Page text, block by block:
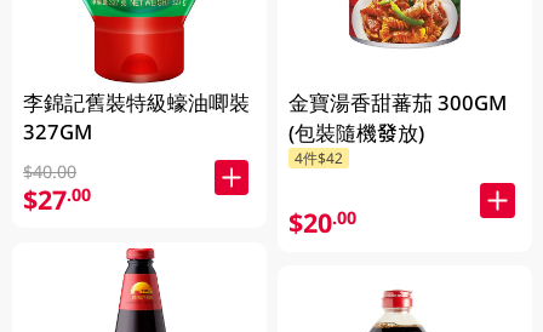
李錦記舊裝特級蠔油唧裝
327GM
$40.00
$27.00
金寶湯香甜蕃茄 300GM
(包裝隨機發放)
4件$42
$20.00